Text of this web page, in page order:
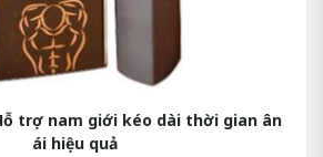
trợ nam giới kéo dài thời gian ân
ái hiệu quả